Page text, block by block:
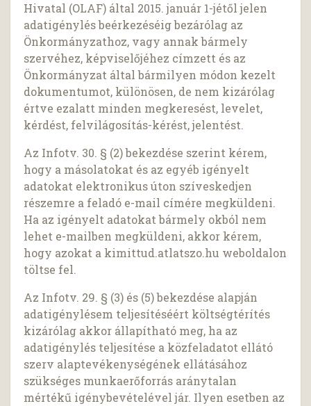
Hivatal (OLAF) által 2015. január 1-jétől jelen
adatigénylés beérkezéséig bezárólag az
Önkormányzathoz, vagy annak bármely
szervéhez, képviselőjéhez címzett és az
Önkormányzat által bármilyen módon kezelt
dokumentumot, különösen, de nem kizárólag
értve ezalatt minden megkeresést, levelet,
kérdést, felvilágosítás-kérést, jelentést.
Az Infotv. 30. § (2) bekezdése szerint kérem,
hogy a másolatokat és az egyéb igényelt
adatokat elektronikus úton szíveskedjen
részemre a feladó e-mail címére megküldeni.
Ha az igényelt adatokat bármely okból nem
lehet e-mailben megküldeni, akkor kérem,
hogy azokat a kimittud.atlatszo.hu weboldalon
töltse fel.
Az Infotv. 29. § (3) és (5) bekezdése alapján
adatigénylésem teljesítéséért költségtérítés
kizárólag akkor állapítható meg, ha az
adatigénylés teljesítése a közfeladatot ellátó
szerv alaptevékenységének ellátásához
szükséges munkaerőforrás aránytalan
mértékű igénybevételével jár. Ilyen esetben az